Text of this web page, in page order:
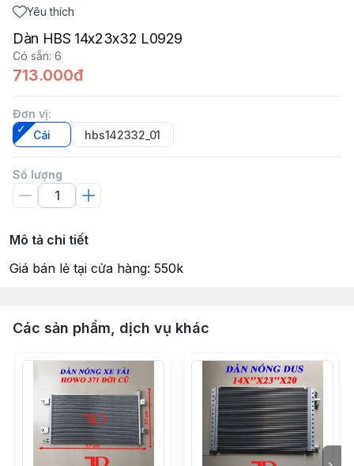
Yêu thích
Dàn HBS 14x23x32 L0929
Có sẵn: 6
713.000đ
Đơn vị:
Cái
hbs142332_01
Số lượng
Mô tả chi tiết
Giá bán lẻ tại cửa hàng: 550k
Các sản phẩm, dịch vụ khác